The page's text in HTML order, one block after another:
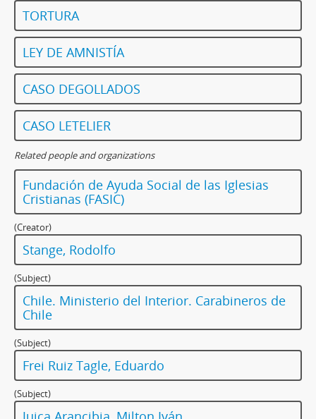
TORTURA
LEY DE AMNISTÍA
CASO DEGOLLADOS
CASO LETELIER
Related people and organizations
Fundación de Ayuda Social de las Iglesias
Cristianas (FASIC)
(Creator)
Stange, Rodolfo
(Subject)
Chile. Ministerio del Interior. Carabineros de
Chile
(Subject)
Frei Ruiz Tagle, Eduardo
(Subject)